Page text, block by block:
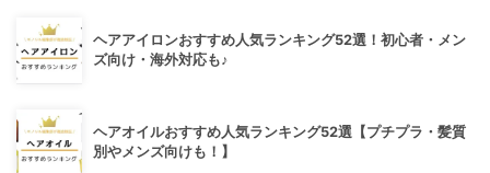
ヘアアイロンおすすめ人気ランキング52選！初心者・メン
ズ向け・海外対応も♪
ヘアオイルおすすめ人気ランキング52選【プチプラ・髪質
別やメンズ向けも！】